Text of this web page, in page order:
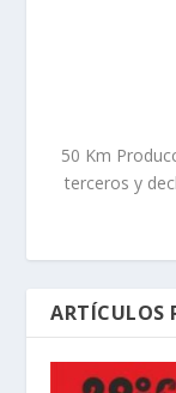
50 Km
terceros y